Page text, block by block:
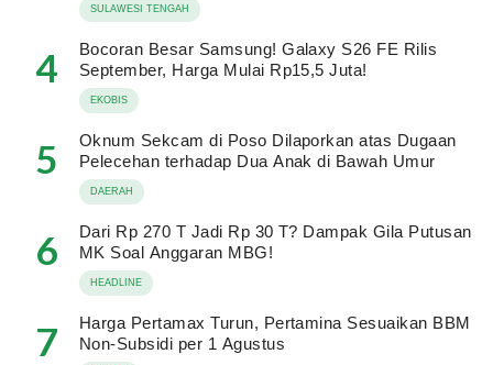
SULAWESI TENGAH
4
Bocoran Besar Samsung! Galaxy S26 FE Rilis
September, Harga Mulai Rp15,5 Juta!
EKOBIS
5
Oknum Sekcam di Poso Dilaporkan atas Dugaan
Pelecehan terhadap Dua Anak di Bawah Umur
DAERAH
6
Dari Rp 270 T Jadi Rp 30 T? Dampak Gila Putusan
MK Soal Anggaran MBG!
HEADLINE
7
Harga Pertamax Turun, Pertamina Sesuaikan BBM
Non-Subsidi per 1 Agustus